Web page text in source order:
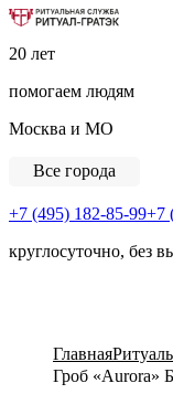
20 лет
помогаем людям
Москва и МО
Все города
+7 (495) 182-85-99+7
круглосуточно, без
Главная
Гроб «Aurora»